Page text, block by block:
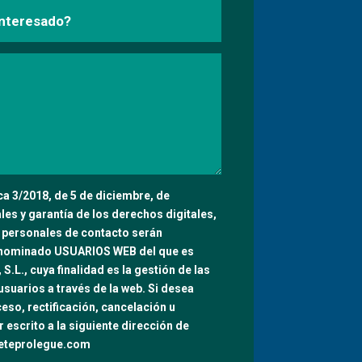
3/2018, de 5 de diciembre, de
y garantía de los derechos digitales,
de contacto serán
USUARIOS WEB del que es
cuya finalidad es la gestión de las
a través de la web. Si desea
rectificación, cancelación u
a la siguiente dirección de